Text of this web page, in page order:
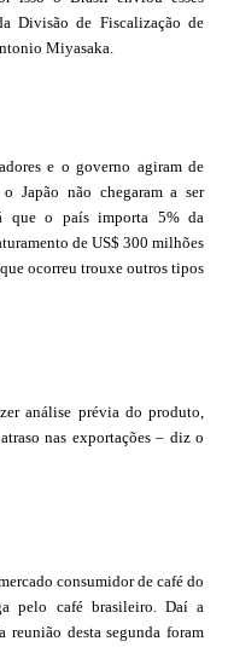
Divisão de Fiscalização de
Miyasaka.
e o governo agiram de
Japão não chegaram a ser
que o país importa 5% da
de US$ 300 milhões
ocorreu trouxe outros tipos
análise prévia do produto,
nas exportações – diz o
consumidor de café do
pelo café brasileiro. Daí a
reunião desta segunda foram